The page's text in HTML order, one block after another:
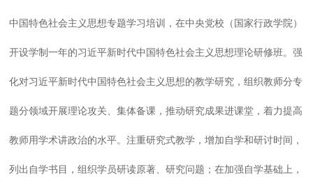
中国特色社会主义思想专题学习培训，在中央党校（国家行政学院）
开设学制一年的习近平新时代中国特色社会主义思想理论研修班。强
化对习近平新时代中国特色社会主义思想的教学研究，组织教师分专
题分领域开展理论攻关、集体备课，推动研究成果进课堂，着力提高
教师用学术讲政治的水平。注重研究式教学，增加自学和研讨时间，
列出自学书目，组织学员研读原著、研究问题；在加强自学基础上，